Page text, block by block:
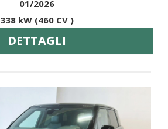
01/2026
338 kW (460 CV )
DETTAGLI